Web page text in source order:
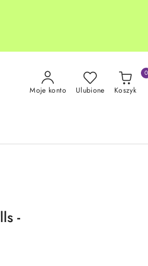
Moje konto Ulubione Koszyk
0
-